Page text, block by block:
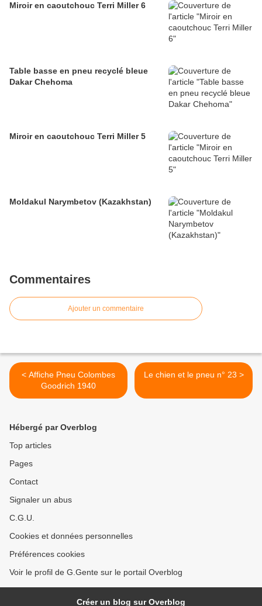
Miroir en caoutchouc Terri Miller 6
Table basse en pneu recyclé bleue
Dakar Chehoma
Miroir en caoutchouc Terri Miller 5
Moldakul Narymbetov (Kazakhstan)
Commentaires
Ajouter un commentaire
< Affiche Pneu Colombes
Goodrich 1940
Le chien et le pneu n° 23 >
Hébergé par Overblog
Top articles
Pages
Contact
Signaler un abus
C.G.U.
Cookies et données personnelles
Préférences cookies
Voir le profil de G.Gente sur le portail Overblog
Créer un blog sur Overblog